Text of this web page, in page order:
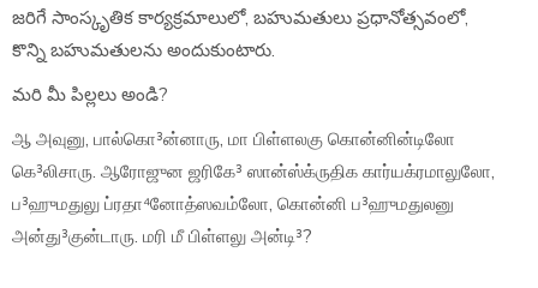
జరిగే సాంస్కృతిక కార్యక్రమాలులో, బహుమతులు ప్రధానోత్సవంలో,
కొన్ని బహుమతులను అందుకుంటారు.
మరి మీ పిల్లలు అండి?
ஆ அவுனு, பால்கொ³ன்னாரு, மா பிள்ளலகு கொன்னின்டிலோ
கெ³லிசாரு. ஆரோஜுன ஜரிகே³ ஸான்ஸ்க்ருதிக கார்யக்ரமாலுலோ,
ப³ஹுமதுலு ப்ரதா⁴னோத்ஸவம்லோ, கொன்னி ப³ஹுமதுலனு
அன்து³குன்டாரு. மரி மீ பிள்ளலு அன்டி³?